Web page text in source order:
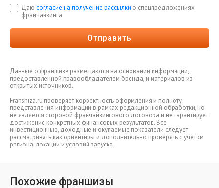
Даю согласие на получение рассылки о спецпредложениях
франчайзинга
Отправить
Данные о франшизе размещаются на основании информации,
предоставленной правообладателем бренда, и материалов из
открытых источников.
Franshiza.ru проверяет корректность оформления и полноту
представления информации в рамках редакционной обработки, но
не является стороной франчайзингового договора и не гарантирует
достижение конкретных финансовых результатов. Все
инвестиционные, доходные и окупаемые показатели следует
рассматривать как ориентиры и дополнительно проверять с учетом
региона, локации и условий запуска.
Похожие франшизы